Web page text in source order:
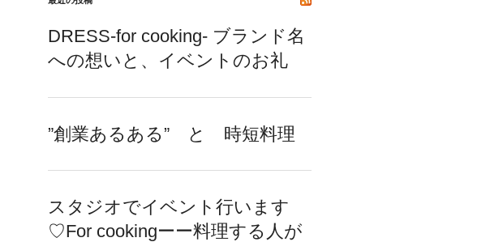
DRESS-for cooking- ブランド名
への想いと、イベントのお礼
”創業あるある” と 時短料理
スタジオでイベント行います
♡For cookingーー料理する人が